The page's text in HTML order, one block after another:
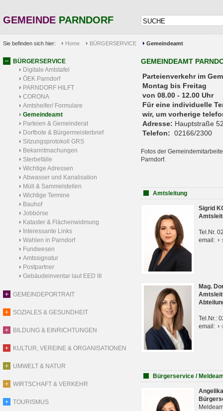
GEMEINDE PARNDORF
Sie befinden sich hier: Home BÜRGERSERVICE Gemeindeamt
BÜRGERSERVICE
Digitale Amtstafel
ÖEK Parndorf
PARNDORF HILFT
CORONA
Amtshelfer/ Formulare
Gemeindeamt
Parteien & Gemeinderat
Dorfbote & Bürgermeisterbrief
Sitzungsprotokoll GRS
Bekanntmachungen
Sterbefälle
Wichtige Adressen
Abwasser und Kanalisation
Müll & Sammelstellen
Wichtige Termine
Bauhof
Jobbörse
Kataster & Flächenwidmung
Interessante Links
Wahlen in Parndorf
Fundwesen
Amtssignatur
Postpartner
Gebäudeinventar laut EED III
GEMEINDEPORTRAIT
SOZIALES & GESUNDHEIT
BILDUNG & EINRICHTUNGEN
KULTUR, VEREINE & ORGANISATIONEN
UMWELT & NATUR
WIRTSCHAFT & VERKEHR
TOURISMUS
GEMEINDEAMT
Parteienverkehr
Montag bis Freitag
von 08.00 - 12.00 Uhr
Für eine individuelle
wir, um vorherige
Adresse: Hauptstraße
Telefon: 02166/2300
Fotos der
Parndorf.
Amtsleitung
Sigrid
Tel.Nr.
email:
Mag.
Tel.Nr.:
email:
Bürgerservice /